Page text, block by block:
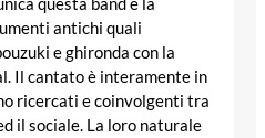
questa band è la
antichi quali
e ghironda con la
Il cantato è interamente in
ricercati e coinvolgenti tra
il sociale. La loro naturale